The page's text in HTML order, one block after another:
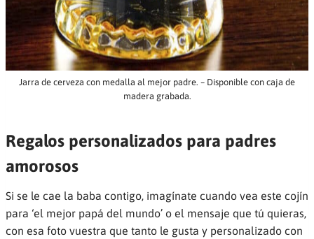
Jarra de cerveza con medalla al mejor padre. – Disponible con caja de
madera grabada.
Regalos personalizados para padres
amorosos
Si se le cae la baba contigo, imagínate cuando vea este cojín
para ‘el mejor papá del mundo’ o el mensaje que tú quieras,
con esa foto vuestra que tanto le gusta y personalizado con